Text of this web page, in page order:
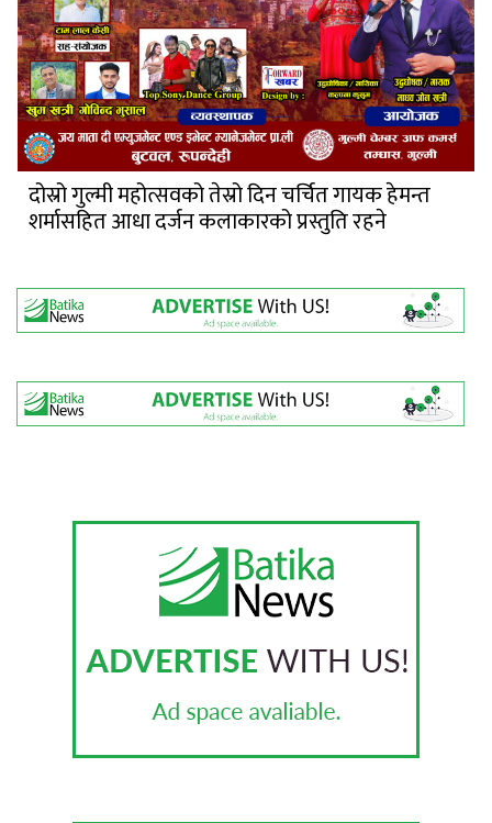
दोस्रो गुल्मी महोत्सवको तेस्रो दिन चर्चित गायक हेमन्त
शर्मासहित आधा दर्जन कलाकारको प्रस्तुति रहने